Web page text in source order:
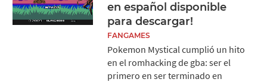
en español disponible
para descargar!
FANGAMES
Pokemon Mystical cumplió un hito
en el romhacking de gba: ser el
primero en ser terminado en